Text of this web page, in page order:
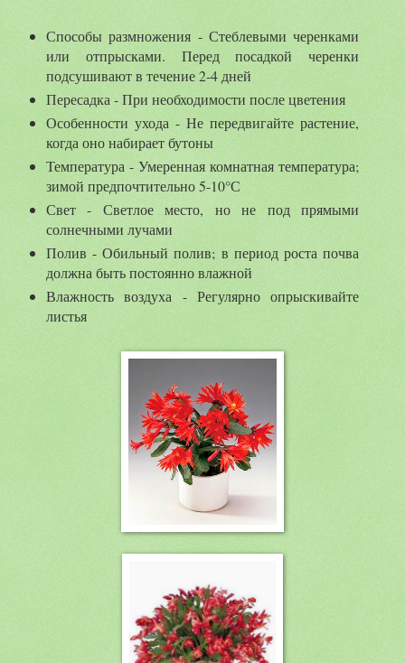
Способы размножения - Стеблевыми черенками
или отпрысками. Перед посадкой черенки
подсушивают в течение 2-4 дней
Пересадка - При необходимости после цветения
Особенности ухода - Не передвигайте растение,
когда оно набирает бутоны
Температура - Умеренная комнатная температура;
зимой предпочтительно 5-10°С
Свет - Светлое место, но не под прямыми
солнечными лучами
Полив - Обильный полив; в период роста почва
должна быть постоянно влажной
Влажность воздуха - Регулярно опрыскивайте
листья